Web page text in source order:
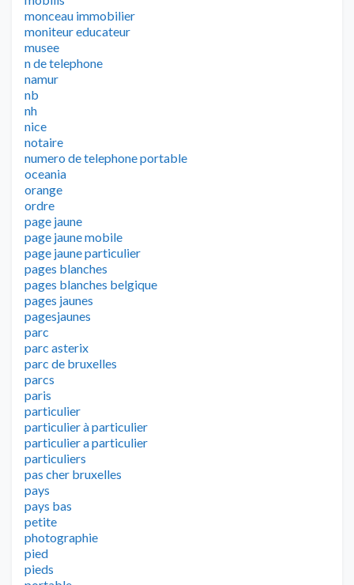
monceau immobilier
moniteur educateur
musee
n de telephone
namur
nb
nh
nice
notaire
numero de telephone portable
oceania
orange
ordre
page jaune
page jaune mobile
page jaune particulier
pages blanches
pages blanches belgique
pages jaunes
pagesjaunes
parc
parc asterix
parc de bruxelles
parcs
paris
particulier
particulier à particulier
particulier a particulier
particuliers
pas cher bruxelles
pays
pays bas
petite
photographie
pied
pieds